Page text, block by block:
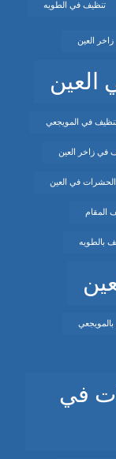
تنظيف في الطويه
العين
في المويجعي
في زاخر العين
في العين
المقام
بالطويه
في